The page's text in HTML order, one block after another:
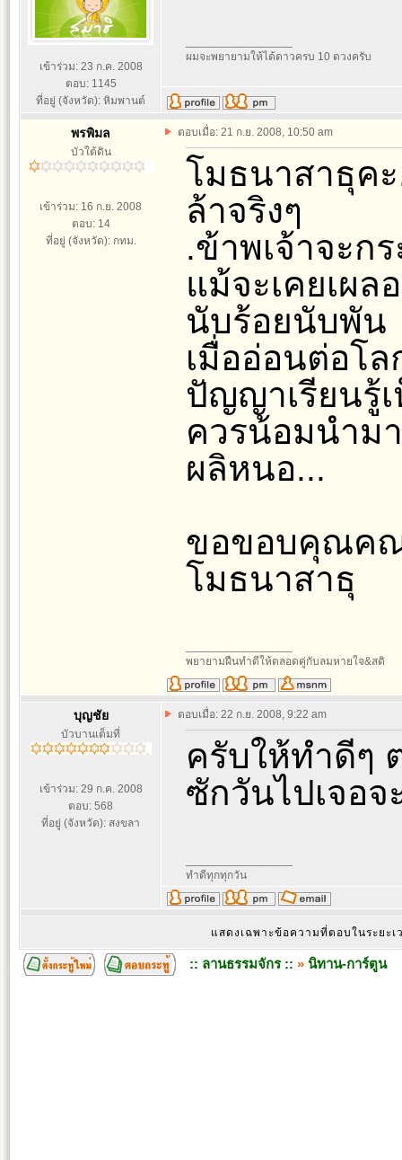
เข้าร่วม: 23 ก.ค. 2008
ตอบ: 1145
ที่อยู่ (จังหวัด): หิมพานต์
ผมจะพยายามให้ได้ดาวครบ 10 ดวงครับ
พรพิมล
บัวใต้ดิน
เข้าร่วม: 16 ก.ย. 2008
ตอบ: 14
ที่อยู่ (จังหวัด): กทม.
ตอบเมื่อ: 21 ก.ย. 2008, 10:50 am
โมธนาสาธุค
ล้าจริงๆ
.ข้าพเจ้าจะก
แม้จะเคยเผ
นับร้อยนับพัน
เมื่ออ่อนต่อโล
ปัญญาเรียนรู้
ควรน้อมนำม
ผลิหนอ...
ขอขอบคุณค
โมธนาสาธุ
พยายามฝืนทำดีให้ตลอดคู่กับลมหายใจ&สติ
บุญชัย
บัวบานเต็มที่
เข้าร่วม: 29 ก.ค. 2008
ตอบ: 568
ที่อยู่ (จังหวัด): สงขลา
ตอบเมื่อ: 22 ก.ย. 2008, 9:22 am
ครับให้ทำดีๆ
ซักวันไปเจอจ
ทำดีทุกทุกวัน
แสดงเฉพาะข้อความที่ตอบในระยะ
:: ลานธรรมจักร :: » นิทาน-การ์ตูน